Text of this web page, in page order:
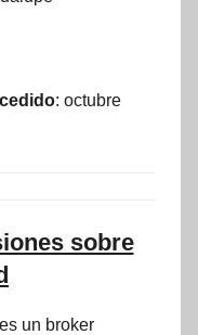
: octubre
sobre
un broker